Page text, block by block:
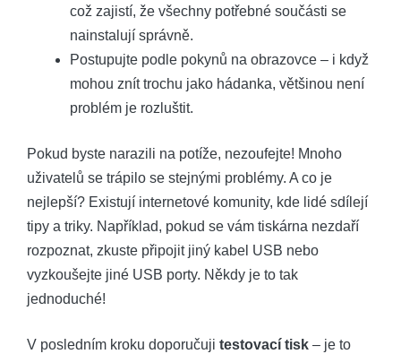
což zajistí, že všechny potřebné součásti se
nainstalují správně.
Postupujte podle pokynů na obrazovce – i když
mohou znít trochu jako hádanka, většinou není
problém je rozluštit.
Pokud byste narazili na potíže, nezoufejte! Mnoho
uživatelů se trápilo se stejnými problémy. A co je
nejlepší? Existují internetové komunity, kde lidé sdílejí
tipy a triky. Například, pokud se vám tiskárna nezdaří
rozpoznat, zkuste připojit jiný kabel USB nebo
vyzkoušejte jiné USB porty. Někdy je to tak
jednoduché!
V posledním kroku doporučuji testovací tisk – je to